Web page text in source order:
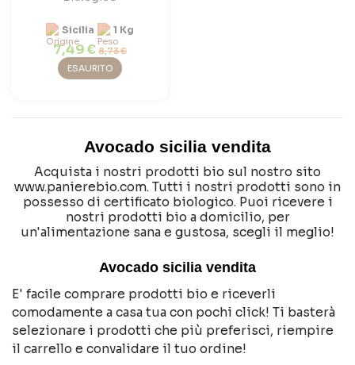
Sicilia 1 Kg
7,49 €8,73 €
ESAURITO
Avocado sicilia vendita
Acquista i nostri prodotti bio sul nostro sito
www.panierebio.com. Tutti i nostri prodotti sono in
possesso di certificato biologico. Puoi ricevere i
nostri prodotti bio a domicilio, per
un'alimentazione sana e gustosa, scegli il meglio!
Avocado sicilia vendita
E' facile comprare prodotti bio e riceverli
comodamente a casa tua con pochi click! Ti basterà
selezionare i prodotti che più preferisci, riempire
il carrello e convalidare il tuo ordine!